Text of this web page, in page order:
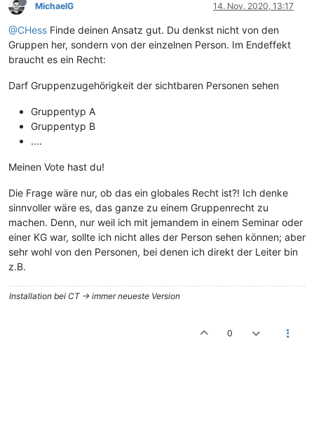
MichaelG 14. Nov. 2020, 13:17
@CHess Finde deinen Ansatz gut. Du denkst nicht von den
Gruppen her, sondern von der einzelnen Person. Im Endeffekt
braucht es ein Recht:
Darf Gruppenzugehörigkeit der sichtbaren Personen sehen
Gruppentyp A
Gruppentyp B
....
Meinen Vote hast du!
Die Frage wäre nur, ob das ein globales Recht ist?! Ich denke
sinnvoller wäre es, das ganze zu einem Gruppenrecht zu
machen. Denn, nur weil ich mit jemandem in einem Seminar oder
einer KG war, sollte ich nicht alles der Person sehen können; aber
sehr wohl von den Personen, bei denen ich direkt der Leiter bin
z.B.
Installation bei CT -> immer neueste Version
0